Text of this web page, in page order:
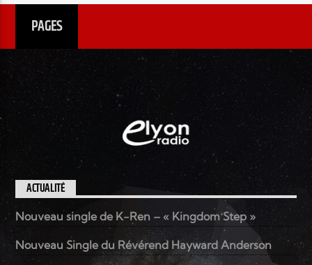
PAGES
ACTUALITÉ
Nouveau single de K-Ren – « Kingdom Step »
Nouveau Single du Révérend Hayward Anderson